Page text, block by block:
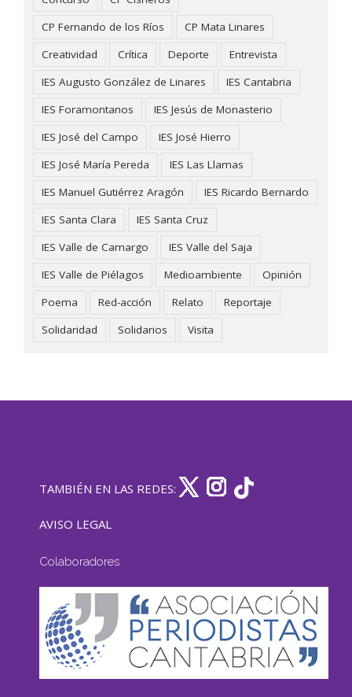
CP Fernando de los Ríos
CP Mata Linares
Creatividad
Crítica Deporte
Entrevista
IES Augusto González de Linares
IES Cantabria
IES Foramontanos
IES Jesús de Monasterio
IES José del Campo
IES José Hierro
IES José María Pereda
IES Las Llamas
IES Manuel Gutiérrez Aragón
IES Ricardo Bernardo
IES Santa Clara
IES Santa Cruz
IES Valle de Camargo
IES Valle del Saja
IES Valle de Piélagos
Medioambiente
Opinión
Poema
Red-acción Relato
Reportaje
Solidaridad
Solidarios Visita
TAMBIÉN EN LAS REDES:
AVISO LEGAL
Colaboradores